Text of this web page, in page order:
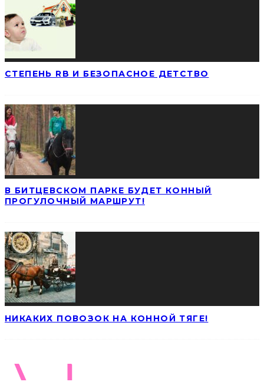
СТЕПЕНЬ RB И БЕЗОПАСНОЕ ДЕТСТВО
В БИТЦЕВСКОМ ПАРКЕ БУДЕТ КОННЫЙ
ПРОГУЛОЧНЫЙ МАРШРУТ!
НИКАКИХ ПОВОЗОК НА КОННОЙ ТЯГЕ!